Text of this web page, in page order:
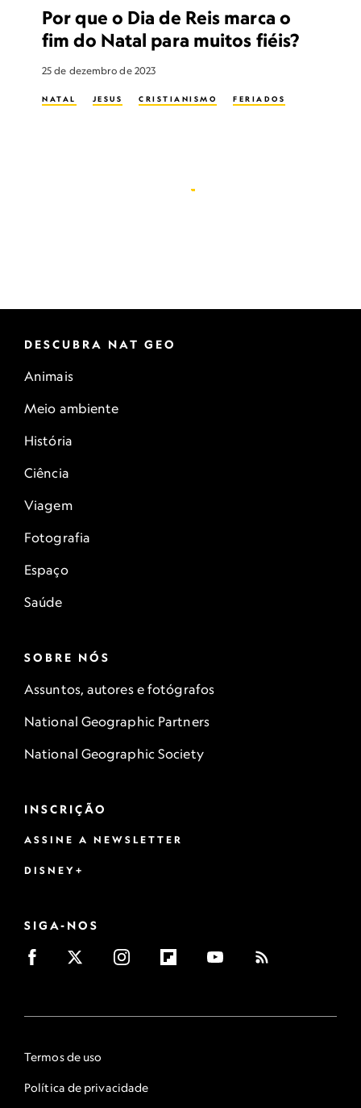
Por que o Dia de Reis marca o
fim do Natal para muitos fiéis?
25 de dezembro de 2023
NATAL JESUS CRISTIANISMO FERIADOS
DESCUBRA NAT GEO
Animais
Meio ambiente
História
Ciência
Viagem
Fotografia
Espaço
Saúde
SOBRE NÓS
Assuntos, autores e fotógrafos
National Geographic Partners
National Geographic Society
INSCRIÇÃO
ASSINE A NEWSLETTER
DISNEY+
SIGA-NOS
Termos de uso
Política de privacidade